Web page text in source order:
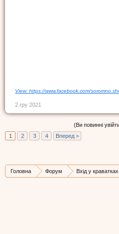
View: https://www.facebook.com/
2 гру 2021
(Ви повинні
1
2 3 4 Вперед >
Головна Форум Вхід у краватках